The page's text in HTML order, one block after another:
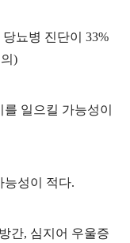
뇨병 진단이 33%
)
일으킬 가능성이
능성이 적다.
간, 심지어 우울증